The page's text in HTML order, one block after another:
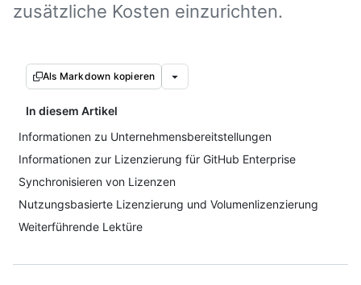
zusätzliche Kosten einzurichten.
Als Markdown kopieren
In diesem Artikel
Informationen zu Unternehmensbereitstellungen
Informationen zur Lizenzierung für GitHub Enterprise
Synchronisieren von Lizenzen
Nutzungsbasierte Lizenzierung und Volumenlizenzierung
Weiterführende Lektüre